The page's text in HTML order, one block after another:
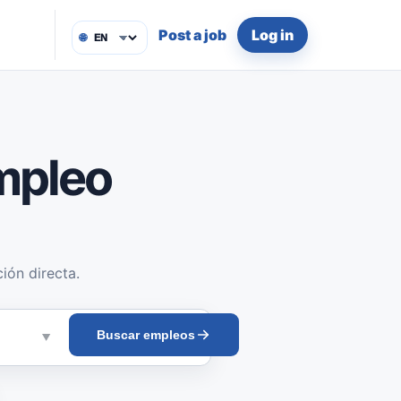
🌐 Post a job Log in
directa.
Buscar empleos